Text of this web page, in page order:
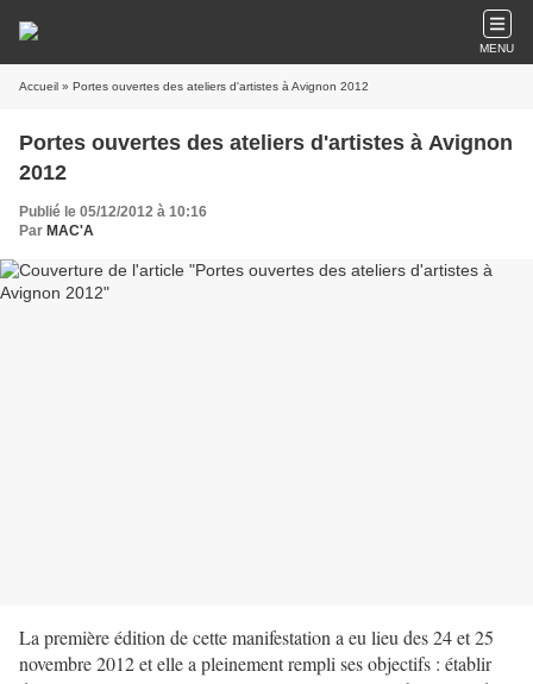
MENU
Accueil » Portes ouvertes des ateliers d'artistes à Avignon 2012
Portes ouvertes des ateliers d'artistes à Avignon
2012
Publié le 05/12/2012 à 10:16
Par MAC'A
La première édition de cette manifestation a eu lieu des 24 et 25
novembre 2012 et elle a pleinement rempli ses objectifs : établir